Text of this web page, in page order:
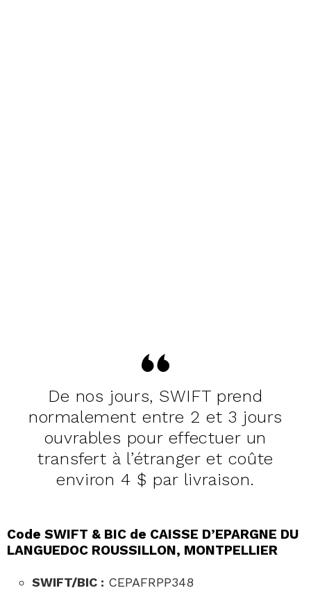
De nos jours, SWIFT prend
normalement entre 2 et 3 jours
ouvrables pour effectuer un
transfert à l’étranger et coûte
environ 4 $ par livraison.
Code SWIFT & BIC de CAISSE D’EPARGNE DU
LANGUEDOC ROUSSILLON, MONTPELLIER
SWIFT/BIC : CEPAFRPP348